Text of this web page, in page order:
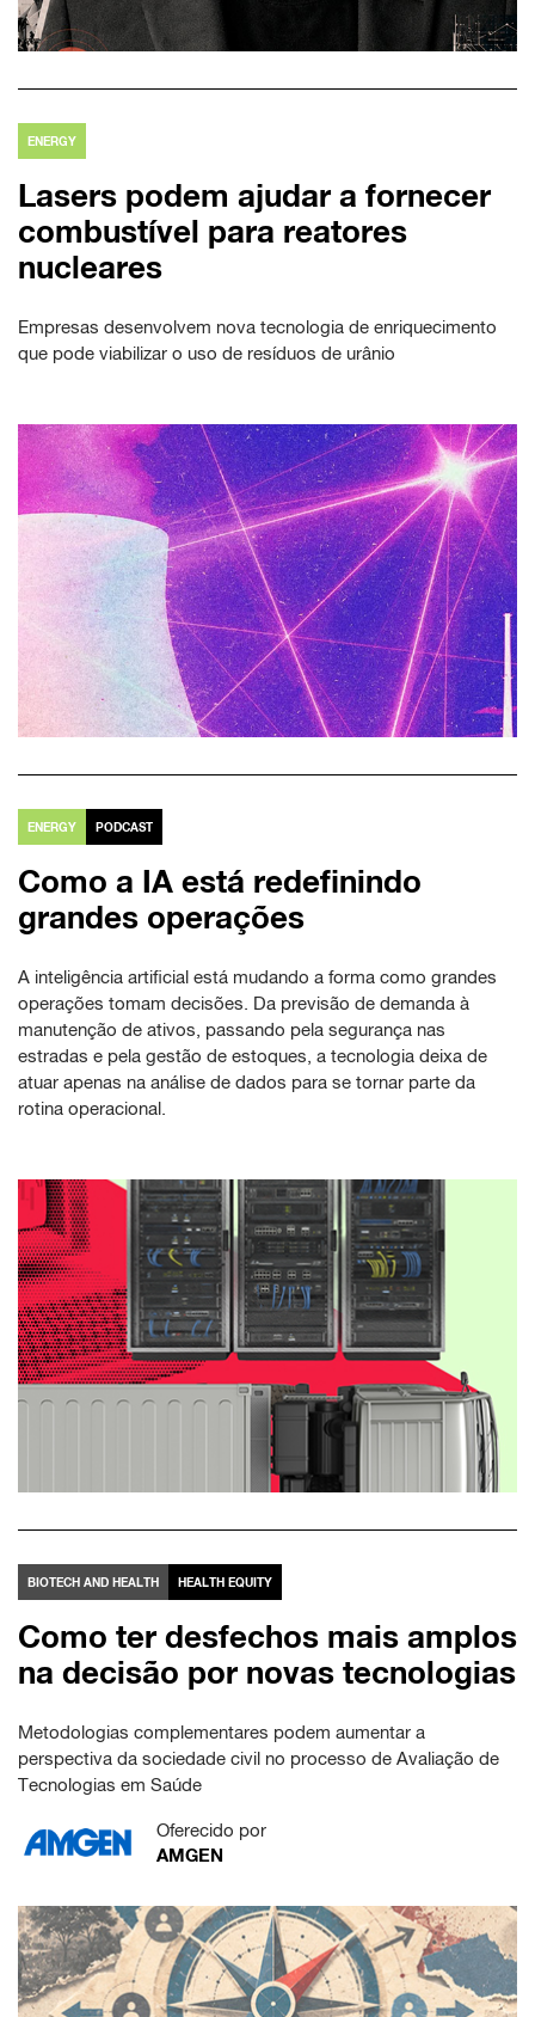
ENERGY
Lasers podem ajudar a fornecer
combustível para reatores
nucleares
Empresas desenvolvem nova tecnologia de enriquecimento
que pode viabilizar o uso de resíduos de urânio
ENERGY PODCAST
Como a IA está redefinindo
grandes operações
A inteligência artificial está mudando a forma como grandes
operações tomam decisões. Da previsão de demanda à
manutenção de ativos, passando pela segurança nas
estradas e pela gestão de estoques, a tecnologia deixa de
atuar apenas na análise de dados para se tornar parte da
rotina operacional.
BIOTECH AND HEALTH HEALTH EQUITY
Como ter desfechos mais amplos
na decisão por novas tecnologias
Metodologias complementares podem aumentar a
perspectiva da sociedade civil no processo de Avaliação de
Tecnologias em Saúde
Oferecido por
AMGEN